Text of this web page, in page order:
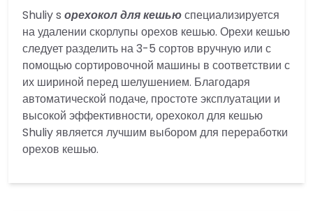
Shuliy s орехокол для кешьюспециализируется
на удалении скорлупы орехов кешью. Орехи кешью
следует разделить на 3-5 сортов вручную или с
помощью сортировочной машины в соответствии с
их шириной перед шелушением. Благодаря
автоматической подаче, простоте эксплуатации и
высокой эффективности, орехокол для кешью
Shuliy является лучшим выбором для переработки
орехов кешью.